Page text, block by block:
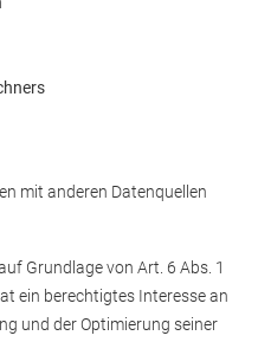
mit anderen Datenquellen
Grundlage von Art. 6 Abs. 1
ein berechtigtes Interesse an
und der Optimierung seiner